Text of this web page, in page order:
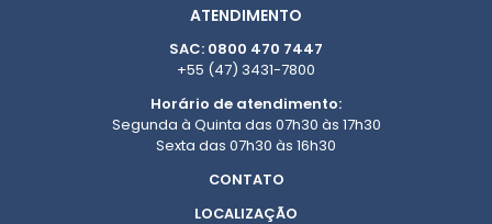
ATENDIMENTO
SAC: 0800 470 7447
+55 (47) 3431-7800
Horário de atendimento:
Segunda à Quinta das 07h30 às 17h30
Sexta das 07h30 às 16h30
CONTATO
LOCALIZAÇÃO